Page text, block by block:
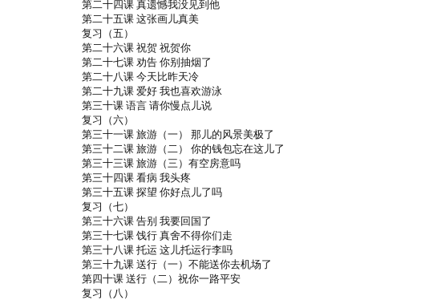
第二十四课 真遗憾我没见到他
第二十五课 这张画儿真美
复习（五）
第二十六课 祝贺 祝贺你
第二十七课 劝告 你别抽烟了
第二十八课 今天比昨天冷
第二十九课 爱好 我也喜欢游泳
第三十课 语言 请你慢点儿说
复习（六）
第三十一课 旅游（一） 那儿的风景美极了
第三十二课 旅游（二） 你的钱包忘在这儿了
第三十三课 旅游（三）有空房意吗
第三十四课 看病 我头疼
第三十五课 探望 你好点儿了吗
复习（七）
第三十六课 告别 我要回国了
第三十七课 饯行 真舍不得你们走
第三十八课 托运 这儿托运行李吗
第三十九课 送行（一）不能送你去机场了
第四十课 送行（二）祝你一路平安
复习（八）